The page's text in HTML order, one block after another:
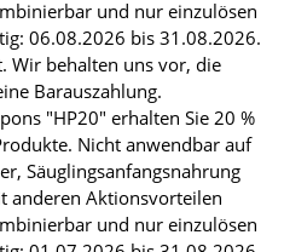
und nur einzulösen
06.08.2026 bis 31.08.2026.
Wir behalten uns vor, die
Barauszahlung.
"HP20" erhalten Sie 20 %
Nicht anwendbar auf
Säuglingsanfangsnahrung
anderen Aktionsvorteilen
und nur einzulösen